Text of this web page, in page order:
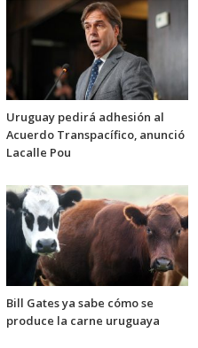
Uruguay pedirá adhesión al
Acuerdo Transpacífico, anunció
Lacalle Pou
Bill Gates ya sabe cómo se
produce la carne uruguaya